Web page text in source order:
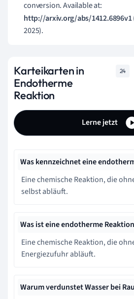
conversion. Available at:
http://arxiv.org/abs/1412.6896v1
2025).
Karteikarten in
Endotherme
Reaktion
24
Lerne jetzt
Was kennzeichnet eine
Eine chemische Reaktion, die
selbst abläuft.
Was ist eine endotherme
Eine chemische Reaktion, die
Energiezufuhr abläuft.
Warum verdunstet Wasser bei